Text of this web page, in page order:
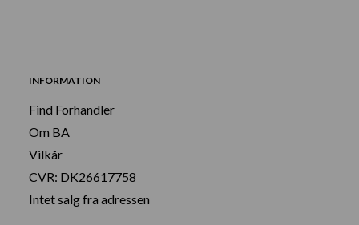
INFORMATION
Find Forhandler
Om BA
Vilkår
CVR: DK26617758
Intet salg fra adressen